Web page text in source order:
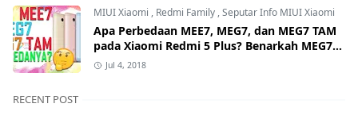
MIUI Xiaomi , Redmi Family ,Seputar Info MIUI Xiaomi
Apa Perbedaan MEE7, MEG7, dan MEG7 TAM
pada Xiaomi Redmi 5 Plus? Benarkah MEG7
TAM Tidak Bisa Unlock Bootloader?
Jul 4, 2018
RECENT POST